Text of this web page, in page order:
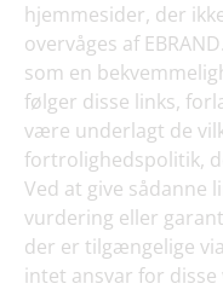
hjemmesider, der
overvåges af
som en
følger disse links,
være underlagt de
fortrolighedspolitik,
Ved at give sådanne
vurdering eller
der er tilgængelige
intet ansvar for disse